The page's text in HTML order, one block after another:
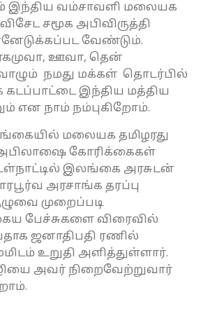
வம்சாவளி மலையக
சமூக அபிவிருத்தி
வேண்டும்.
ஊவா, தென்
நமது மக்கள் தொடர்பில்
கடப்பாட்டை இந்திய மத்திய
என நாம் நம்புகிறோம்.
மலையக தமிழரது
அபிலாஷை கோரிக்கைகள்
இலங்கை அரசுடன்
அரசாங்க தரப்பு
முறைப்படி
பேச்சுகளை விரைவில்
ஜனாதிபதி ரணில்
உறுதி அளித்துள்ளார்.
அவர் நிறைவேற்றுவார்